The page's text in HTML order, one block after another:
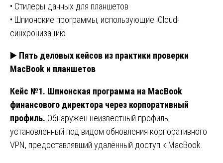
• Стилеры данных для планшетов
• Шпионские программы, использующие iCloud-
синхронизацию
▶️ Пять деловых кейсов из практики проверки
MacBook и планшетов
Кейс №1. Шпионская программа на MacBook
финансового директора через корпоративный
профиль. Обнаружен неизвестный профиль,
установленный под видом обновления корпоративного
VPN, предоставлявший удалённый доступ к MacBook.